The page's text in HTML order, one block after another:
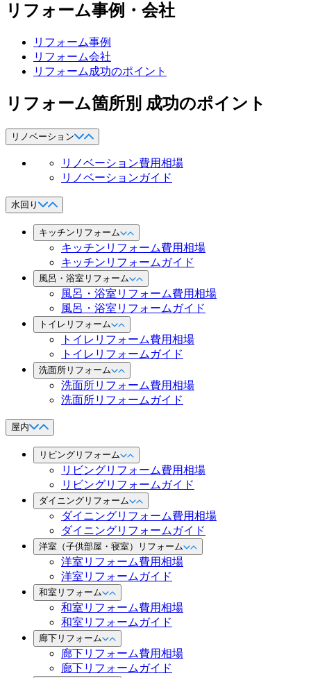
リフォーム事例・会社
リフォーム事例
リフォーム会社
リフォーム成功のポイント
リフォーム箇所別 成功のポイント
リノベーション
リノベーション費用相場
リノベーションガイド
水回り
キッチンリフォーム
キッチンリフォーム費用相場
キッチンリフォームガイド
風呂・浴室リフォーム
風呂・浴室リフォーム費用相場
風呂・浴室リフォームガイド
トイレリフォーム
トイレリフォーム費用相場
トイレリフォームガイド
洗面所リフォーム
洗面所リフォーム費用相場
洗面所リフォームガイド
屋内
リビングリフォーム
リビングリフォーム費用相場
リビングリフォームガイド
ダイニングリフォーム
ダイニングリフォーム費用相場
ダイニングリフォームガイド
洋室（子供部屋・寝室）リフォーム
洋室リフォーム費用相場
洋室リフォームガイド
和室リフォーム
和室リフォーム費用相場
和室リフォームガイド
廊下リフォーム
廊下リフォーム費用相場
廊下リフォームガイド